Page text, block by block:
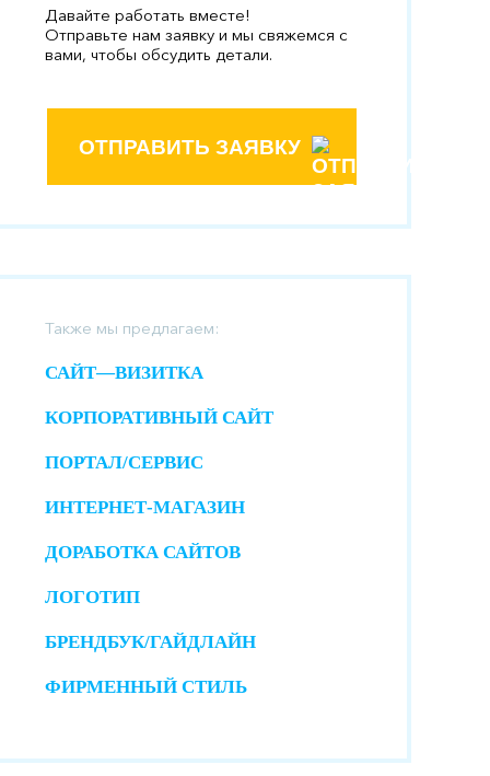
Давайте работать вместе!
Отправьте нам заявку и мы свяжемся с
вами, чтобы обсудить детали.
ОТПРАВИТЬ ЗАЯВКУ
Также мы предлагаем:
САЙТ—ВИЗИТКА
КОРПОРАТИВНЫЙ САЙТ
ПОРТАЛ/СЕРВИС
ИНТЕРНЕТ-МАГАЗИН
ДОРАБОТКА САЙТОВ
ЛОГОТИП
БРЕНДБУК/ГАЙДЛАЙН
ФИРМЕННЫЙ СТИЛЬ